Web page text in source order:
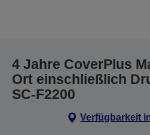
4 Jahre CoverPlus
Ort einschließlich
SC-F2200
Verfügbarkeit